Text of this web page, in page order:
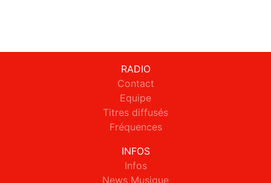
RADIO
Contact
Equipe
Titres diffusés
Fréquences
INFOS
Infos
News Musique